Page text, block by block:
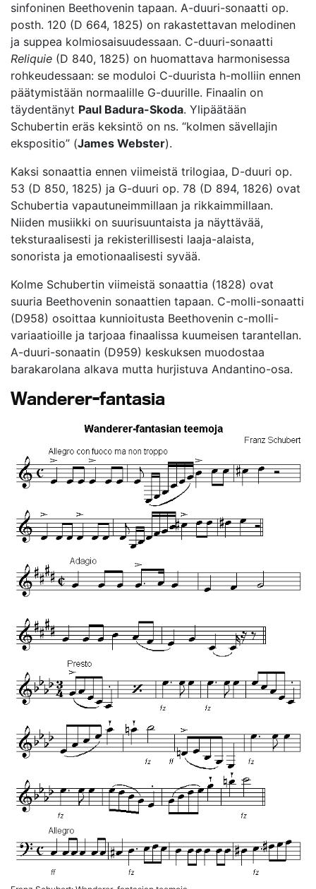
sinfoninen Beethovenin tapaan. A-duuri-sonaatti op.
posth. 120 (D 664, 1825) on rakastettavan melodinen
ja suppea kolmiosaisuudessaan. C-duuri-sonaatti
Reliquie (D 840, 1825) on huomattava harmonisessa
rohkeudessaan: se moduloi C-duurista h-molliin ennen
päätymistään normaalille G-duurille. Finaalin on
täydentänyt Paul Badura-Skoda. Ylipäätään
Schubertin eräs keksintö on ns. “kolmen sävellajin
ekspositio” (James Webster).
Kaksi sonaattia ennen viimeistä trilogiaa, D-duuri op.
53 (D 850, 1825) ja G-duuri op. 78 (D 894, 1826) ovat
Schubertia vapautuneimmillaan ja rikkaimmillaan.
Niiden musiikki on suurisuuntaista ja näyttävää,
teksturaalisesti ja rekisterillisesti laaja-alaista,
sonorista ja emotionaalisesti syvää.
Kolme Schubertin viimeistä sonaattia (1828) ovat
suuria Beethovenin sonaattien tapaan. C-molli-sonaatti
(D958) osoittaa kunnioitusta Beethovenin c-molli-
variaatioille ja tarjoaa finaalissa kuumeisen tarantellan.
A-duuri-sonaatin (D959) keskuksen muodostaa
barakarolana alkava mutta hurjistuva Andantino-osa.
Wanderer-fantasia